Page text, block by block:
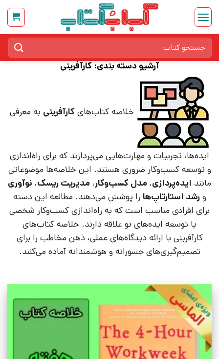
Skip
content
برای:
آرشیو دسته بندی: کارآفرینی
خلاصه کتاب‌هایکارآفرینی به معرفی
ایده‌ها، تجربیات و مهارت‌هایی می‌پردازند که برای راه‌اندازی
و توسعه کسب‌وکار ضروری هستند. این خلاصه‌ها موضوعاتی
مانند ایده‌پردازی، مدل کسب‌وکار، مدیریت ریسک، نوآوری
ورشد استارتاپ‌ها را پوشش می‌دهند. مطالعه این دسته
برای افرادی مناسب است که به راه‌اندازی کسب‌وکار شخصی
یا توسعه ایده‌های نو علاقه دارند. خلاصه کتاب‌های
کارآفرینی با ارائه دیدگاه‌های عملی، ذهن مخاطب را برای
تصمیم‌گیری‌های جسورانه و هوشمندانه آماده می‌کنند.